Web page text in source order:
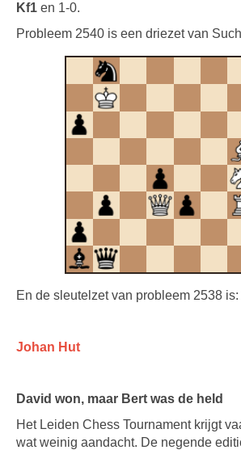
Kf1 en 1-0.
Probleem 2540 is een driezet van
En de sleutelzet van probleem 2538 is:
Johan Hut
David won, maar Bert was de held
Het Leiden Chess Tournament krijgt
wat weinig aandacht. De negende